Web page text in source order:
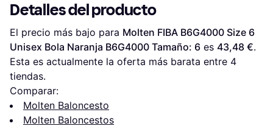
Detalles del producto
El precio más bajo para Molten FIBA B6G4000 Size 6
Unisex Bola Naranja B6G4000 Tamaño: 6 es 43,48 €.
Esta es actualmente la oferta más barata entre 4
tiendas.
Comparar:
Molten Baloncesto
Molten Baloncestos